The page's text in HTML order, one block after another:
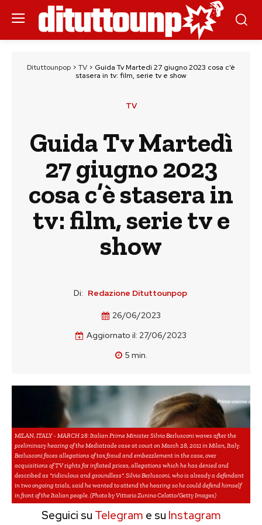
Dituttounpop > TV > Guida Tv Martedì 27 giugno 2023 cosa c’è
stasera in tv: film, serie tv e show
TV
Guida Tv Martedì
27 giugno 2023
cosa c’è stasera in
tv: film, serie tv e
show
Di: Redazione Dituttounpop
26/06/2023
Aggiornato il: 27/06/2023
5 min.
MILAN, ITALY - MARCH 28: Italian Prime Minister Silvio Berlusconi waves after the
preliminary hearing of the Mediatrade case at court on March 28, 2011 in Milan, Italy.
Berlusconi faces allegations of tax fraud and embezzlement in the case, over
acquisitions of TV rights for inflated prices, allegations which he has denied and
described as "ridiculous and groundless". Silvio Berlusconi, who is already a defendant
in two ongoing trials, said he wanted to attend the hearing so he could defend himself
in front of the Italian people. (Photo by Vittorio Zunino Celotto/Getty Images)
Seguici su Telegram e su Instagram